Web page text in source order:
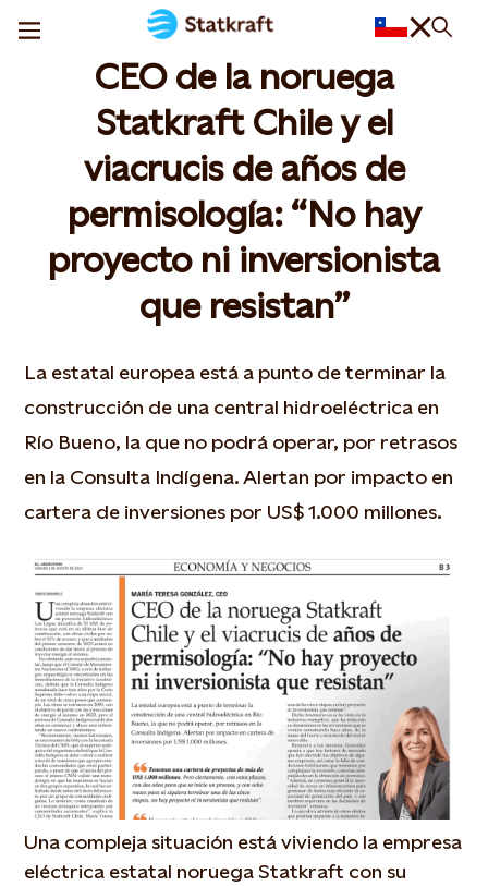
CEO de la noruega
Statkraft Chile y el
viacrucis de años de
permisología: “No hay
proyecto ni inversionista
que resistan”
La estatal europea está a punto de terminar la
construcción de una central hidroeléctrica en
Río Bueno, la que no podrá operar, por retrasos
en la Consulta Indígena. Alertan por impacto en
cartera de inversiones por US$ 1.000 millones.
Una compleja situación está viviendo la empresa
eléctrica estatal noruega Statkraft con su